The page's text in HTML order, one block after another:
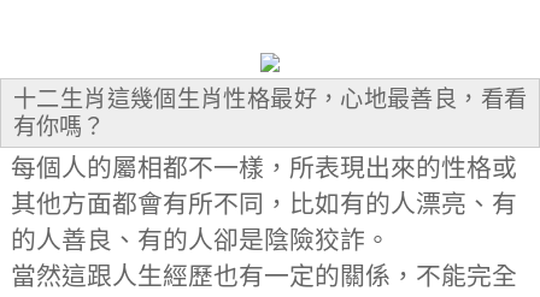
十二生肖這幾個生肖性格最好，心地最善良，看看
有你嗎？
每個人的屬相都不一樣，所表現出來的性格或
其他方面都會有所不同，比如有的人漂亮、有
的人善良、有的人卻是陰險狡詐。
當然這跟人生經歷也有一定的關係，不能完全